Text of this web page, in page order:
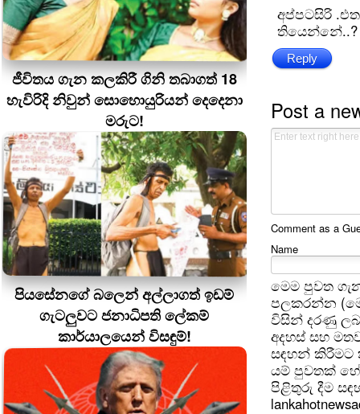
ජීවිතය ගැන කලකිරී ගිනි තබාගත් 18
හැවිරිදි නිවුන් සොහොයුරියන් දෙදෙනා
මරුට!
පියසේනගේ බලෙන් අල්ලාගත් ඉඩම්
ගැටලුවට ජනාධිපති ලේකම්
කාර්යාලයෙන් විසඳුම්!
අප්පටසිරි
තියෙන්නේ..?
Reply
Post a
Comment as a
Name
මෙම පුවත
පලකරන්න
විසින් දරණු
අදහස් සහ
සඳහන් කිරීමට
යම් පුවතක්
පිළිතුරු දීම